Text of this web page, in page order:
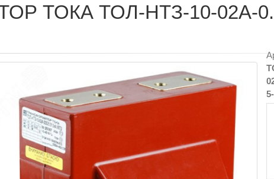
ТОКА ТОЛ-НТЗ-10-02А-